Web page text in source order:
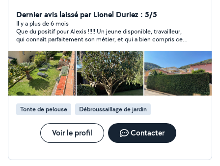
Dernier avis laissé par Lionel Duriez : 5/5
Il y a plus de 6 mois
Que du positif pour Alexis !!!!! Un jeune disponible, travailleur,
qui connaît parfaitement son métier, et qui a bien compris ce
fin, et même plus ! ! À recommander, sans aucun problème, je
garde précieusement ses coordonnées pour le rappeler de
façon régulière.
Tonte de pelouse Débroussaillage de jardin
Voir le profil Contacter